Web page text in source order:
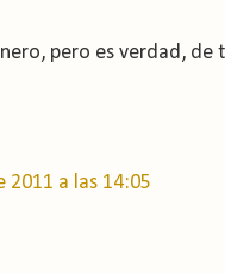
pero es verdad,
2011 a las 14:05